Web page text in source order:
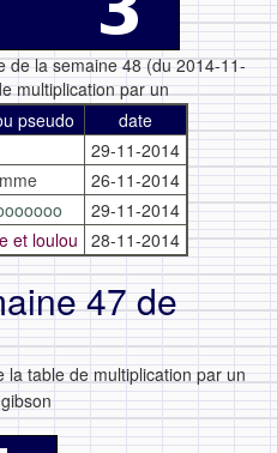
de la semaine 48 (du 2014-11-
multiplication par un
pseudo
date
29-11-2014
26-11-2014
29-11-2014
et loulou 28-11-2014
47 de
la table de multiplication par un